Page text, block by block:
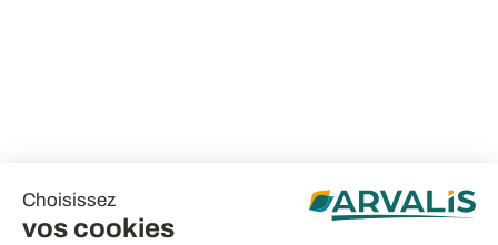
Choisissez
vos cookies